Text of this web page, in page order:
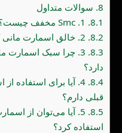
8. سوالات متداول
8.1.
8.2.
8.3.
3. چرا سبک اسمارت
دارد؟
8.4.
4. آیا برای استفاده
قبلی دارم؟
8.5.
5. آیا می‌توان از
استفاده کرد؟